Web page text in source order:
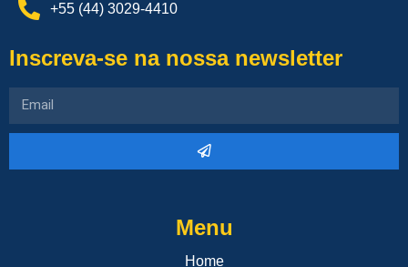
+55 (44) 3029-4410
Inscreva-se na nossa newsletter
Menu
Home